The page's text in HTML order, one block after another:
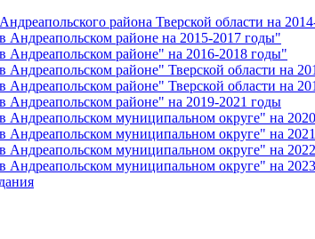
района Тверской области на
районе на 2015-2017 годы"
районе" на 2016-2018 годы"
районе" Тверской области на
районе" Тверской области на
районе" на 2019-2021 годы
муниципальном округе" на
муниципальном округе" на
муниципальном округе" на
муниципальном округе" на